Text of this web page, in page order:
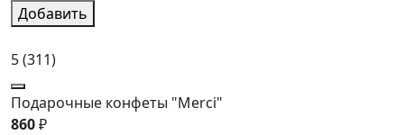
Добавить
5(311)
Подарочные конфеты "Merci"
860₽